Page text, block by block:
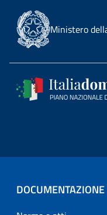
Ministero
DOCUMENTAZIONE